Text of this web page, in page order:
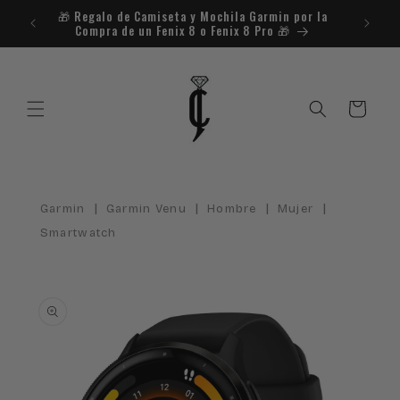
directamente
al contenido
🎁​ Regalo de Camiseta y Mochila Garmin por la
Compra de un Fenix 8 o Fenix 8 Pro 🎁​
Carrito
Garmin | Garmin Venu | Hombre | Mujer |
Smartwatch
información